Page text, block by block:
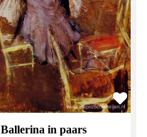
Ballerina in paars